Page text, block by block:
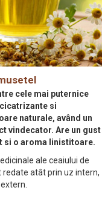
cele mai puternice
si
naturale, având un
vindecator. Are un gust
si o aroma linistitoare.
ale ceaiului de
redate atât prin uz intern,